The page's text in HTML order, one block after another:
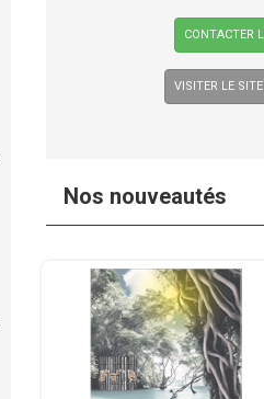
CONTACTER
VISITER LE
Nos nouveautés